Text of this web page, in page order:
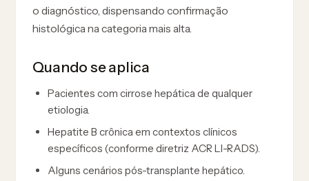
o diagnóstico, dispensando confirmação
histológica na categoria mais alta.
Quando se aplica
Pacientes com cirrose hepática de qualquer
etiologia.
Hepatite B crônica em contextos clínicos
específicos (conforme diretriz ACR LI-RADS).
Alguns cenários pós-transplante hepático.